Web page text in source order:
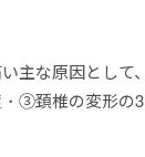
主な原因とし
③頚椎の変形の3